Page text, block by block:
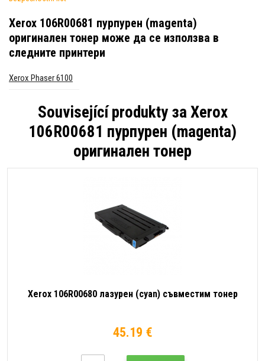
Xerox 106R00681 пурпурен (magenta)
оригинален тонер може да се използва в
следните принтери
Xerox Phaser 6100
Související produkty за Xerox
106R00681 пурпурен (magenta)
оригинален тонер
Xerox 106R00680 лазурен (cyan) съвместим тонер
45.19 €